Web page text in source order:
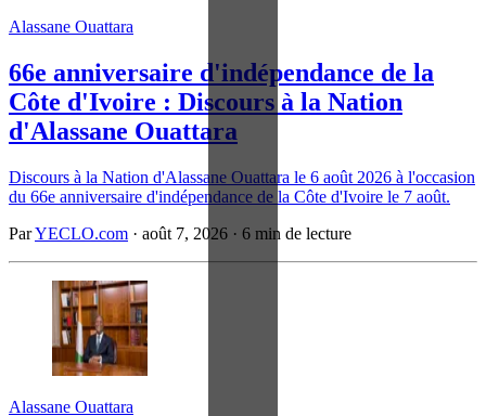
Alassane Ouattara
66e anniversaire d'indépendance de la
Côte d'Ivoire : Discours à la Nation
d'Alassane Ouattara
Discours à la Nation d'Alassane Ouattara le 6 août 2026 à l'occasion
du 66e anniversaire d'indépendance de la Côte d'Ivoire le 7 août.
ParYECLO.com · août 7, 2026 · 6 min de lecture
Alassane Ouattara